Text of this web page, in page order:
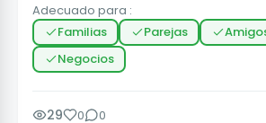
Adecuado para :
Familias
Parejas
Negocios
29 0 0